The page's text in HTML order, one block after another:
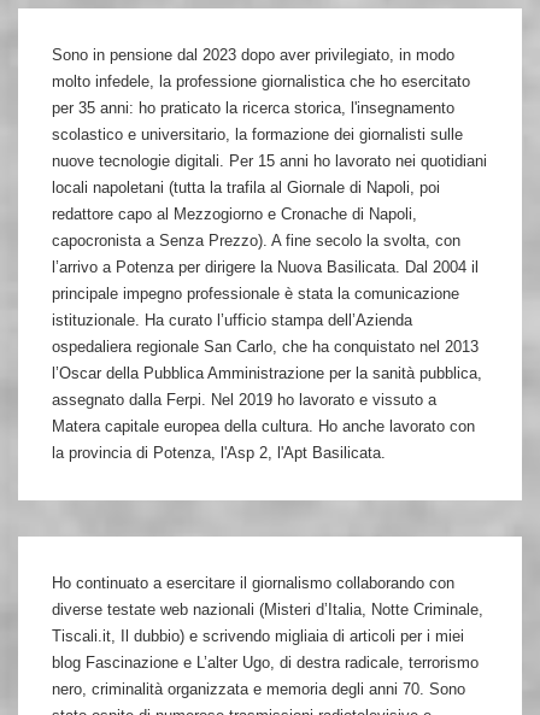
Sono in pensione dal 2023 dopo aver privilegiato, in modo
molto infedele, la professione giornalistica che ho esercitato
per 35 anni: ho praticato la ricerca storica, l'insegnamento
scolastico e universitario, la formazione dei giornalisti sulle
nuove tecnologie digitali. Per 15 anni ho lavorato nei quotidiani
locali napoletani (tutta la trafila al Giornale di Napoli, poi
redattore capo al Mezzogiorno e Cronache di Napoli,
capocronista a Senza Prezzo). A fine secolo la svolta, con
l’arrivo a Potenza per dirigere la Nuova Basilicata. Dal 2004 il
principale impegno professionale è stata la comunicazione
istituzionale. Ha curato l’ufficio stampa dell’Azienda
ospedaliera regionale San Carlo, che ha conquistato nel 2013
l’Oscar della Pubblica Amministrazione per la sanità pubblica,
assegnato dalla Ferpi. Nel 2019 ho lavorato e vissuto a
Matera capitale europea della cultura. Ho anche lavorato con
la provincia di Potenza, l'Asp 2, l'Apt Basilicata.
Ho continuato a esercitare il giornalismo collaborando con
diverse testate web nazionali (Misteri d’Italia, Notte Criminale,
Tiscali.it, Il dubbio) e scrivendo migliaia di articoli per i miei
blog Fascinazione e L’alter Ugo, di destra radicale, terrorismo
nero, criminalità organizzata e memoria degli anni 70. Sono